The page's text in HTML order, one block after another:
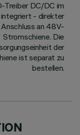
Treiber DC/DC im
- direkter
Anschluss an 48V-
Stromschiene. Die
der
ist separat zu
bestellen.